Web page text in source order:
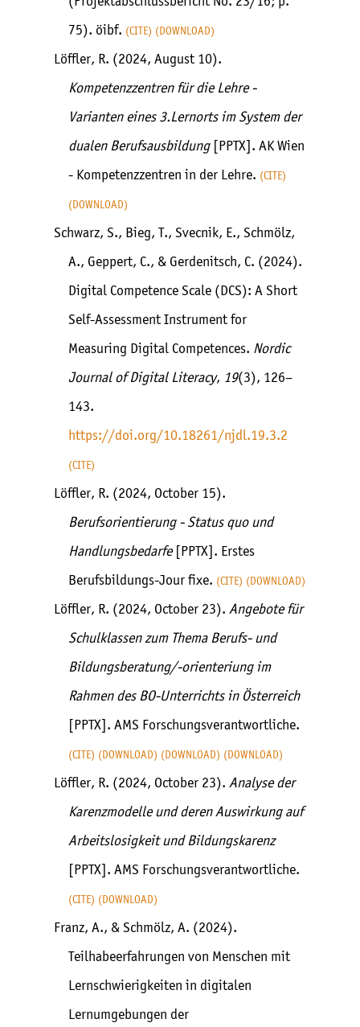
75). öibf.
CITE DOWNLOAD
Löffler, R. (2024, August 10).
Kompetenzzentren für die Lehre -
Varianten eines 3.Lernorts im System der
dualen Berufsausbildung[PPTX]. AK Wien
- Kompetenzzentren in der Lehre.
CITE
DOWNLOAD
Schwarz, S., Bieg, T., Svecnik, E., Schmölz,
A., Geppert, C., & Gerdenitsch, C. (2024).
Digital Competence Scale (DCS): A Short
Self-Assessment Instrument for
Measuring Digital Competences. Nordic
Journal of Digital Literacy, 19(3), 126–
143.
https://doi.org/10.18261/njdl.19.3.2
CITE
Löffler, R. (2024, October 15).
Berufsorientierung - Status quo und
Handlungsbedarfe[PPTX]. Erstes
Berufsbildungs-Jour fixe.
CITE DOWNLOAD
Löffler, R. (2024, October 23). Angebote für
Schulklassen zum Thema Berufs- und
Bildungsberatung/-orienteriung im
Rahmen des BO-Unterrichts in Österreich
[PPTX]. AMS Forschungsverantwortliche.
CITE DOWNLOAD DOWNLOAD DOWNLOAD
Löffler, R. (2024, October 23). Analyse der
Karenzmodelle und deren Auswirkung auf
Arbeitslosigkeit und Bildungskarenz
[PPTX]. AMS Forschungsverantwortliche.
CITE DOWNLOAD
Franz, A., & Schmölz, A. (2024).
Teilhabeerfahrungen von Menschen mit
Lernschwierigkeiten in digitalen
Lernumgebungen der